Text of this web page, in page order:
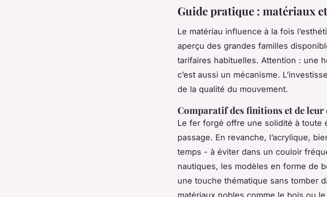
Guide pratique : matériaux
Le matériau influence à la fois
aperçu des grandes familles
tarifaires habituelles. Attention : une
c’est aussi un mécanisme.
de la qualité du mouvement.
Comparatif des finitions et de
Le fer forgé offre une solidité à toute
passage. En revanche, l’acrylique,
temps - à éviter dans un couloir
nautiques, les modèles en forme de
une touche thématique sans tomber